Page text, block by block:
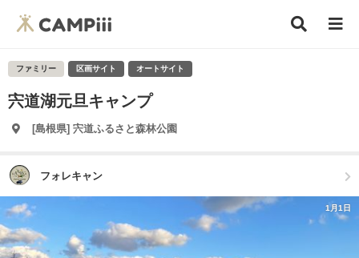
ファミリー 区画サイト オートサイト
宍道湖元旦キャンプ
[島根県] 宍道ふるさと森林公園
フォレキャン
1月1日